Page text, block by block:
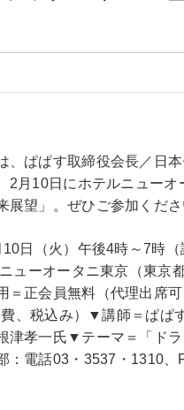
ぱぱす取締役会長／日
月10日にホテルニューオ
望」。ぜひご参加くださ
日（火）午後4時～7時（
ューオータニ東京（東京
正会員無料（代理出席
、税込み）▼講師＝ぱぱ
津孝一氏▼テーマ＝「ド
電話03・3537・1310、